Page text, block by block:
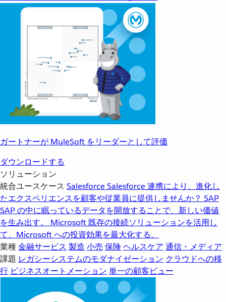
ガートナーが MuleSoft をリーダーとして評価
ダウンロードする
ソリューション
統合ユースケース SalesforceSalesforce 連携により、進化し
たエクスペリエンスを顧客や従業員に提供しませんか？ SAP
SAP の中に眠っているデータを開放することで、新しい価値
を生み出す。
Microsoft 既存の接続ソリューションを活用し
て、Microsoft への投資効果を最大化する。
業種金融サービス 製造 小売 保険 ヘルスケア 通信・メディア
課題 レガシーシステムのモダナイゼーション クラウドへの移
行 ビジネスオートメーション 単一の顧客ビュー